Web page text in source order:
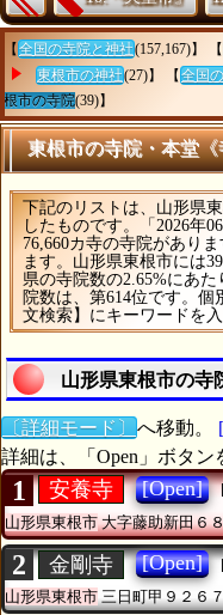
【 全国の寺院と神社(157,167)】 【
東根市の神社(27)】 【 全国
根市の寺院(39)】
東根市の寺院・本堂
下記のリストは、山形県
したものです。「2026年
76,660カ寺の寺院があり
ます。山形県東根市には
県の寺院数の2.65%にあ
院数は、第614位です。
文検索】にキーワードを
山形県東根市の寺
〔詳細モード〕 へ移動。
詳細は、「Open」ボタ
1 安養寺 [Open]
山形県東根市大字藤助新田６
2 金剛寺 [Open]
山形県東根市三日町甲９２６